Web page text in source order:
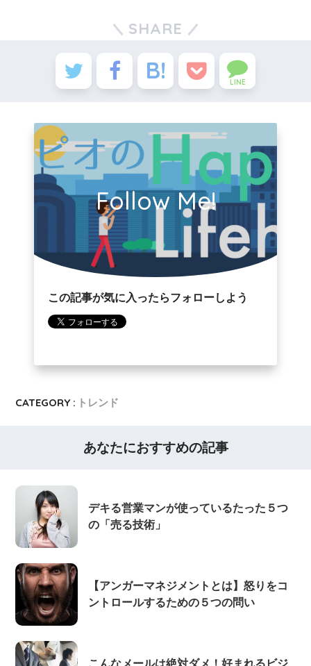
SHARE
LINE
Follow Me!
この記事が気に入ったらフォローしよう
CATEGORY : トレンド
あなたにおすすめの記事
デキる営業マンが使っているたった５つ
の「売る技術」
【アンガーマネジメントとは】怒りをコ
ントロールするための５つの問い